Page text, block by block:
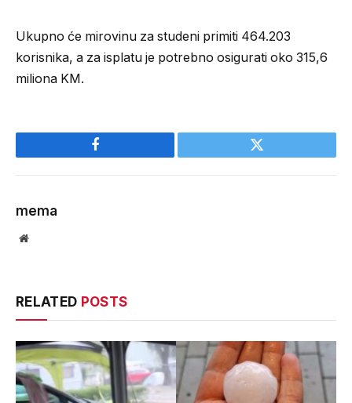
Ukupno će mirovinu za studeni primiti 464.203
korisnika, a za isplatu je potrebno osigurati oko 315,6
miliona KM.
Facebook Twitter
mema
Website
RELATED POSTS